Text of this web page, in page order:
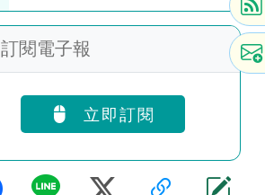
訂閱電子報
立即訂閱